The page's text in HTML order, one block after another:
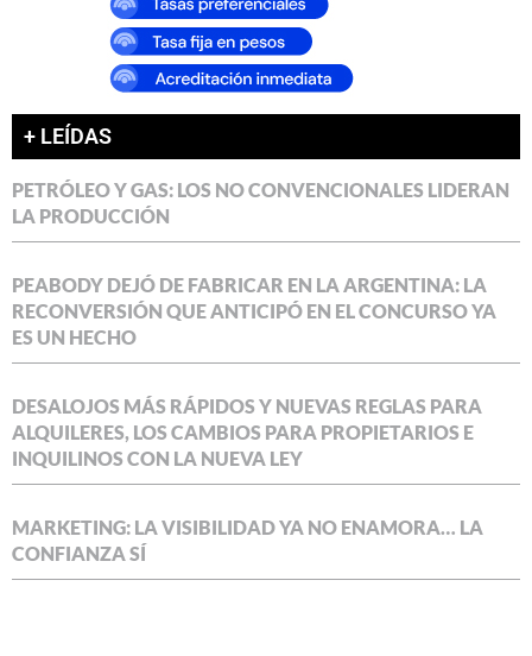
+ LEÍDAS
PETRÓLEO Y GAS: LOS NO CONVENCIONALES LIDERAN
LA PRODUCCIÓN
PEABODY DEJÓ DE FABRICAR EN LA ARGENTINA: LA
RECONVERSIÓN QUE ANTICIPÓ EN EL CONCURSO YA
ES UN HECHO
DESALOJOS MÁS RÁPIDOS Y NUEVAS REGLAS PARA
ALQUILERES, LOS CAMBIOS PARA PROPIETARIOS E
INQUILINOS CON LA NUEVA LEY
MARKETING: LA VISIBILIDAD YA NO ENAMORA… LA
CONFIANZA SÍ